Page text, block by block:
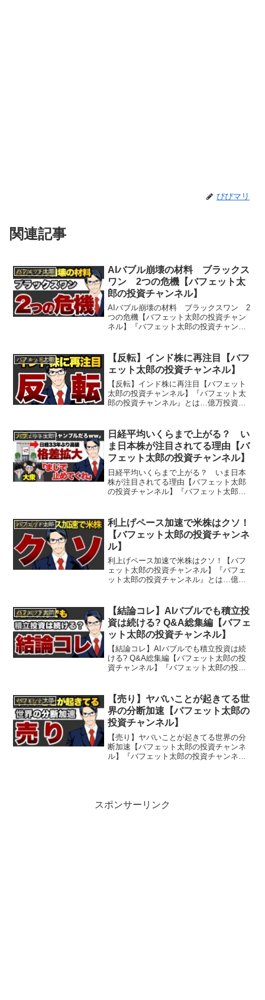
ぴぴマリ
関連記事
バフェット太郎
AIバブル崩壊の材料 ブラックス
ワン 2つの危機【バフェット太
郎の投資チャンネル】
AIバブル崩壊の材料 ブラックスワン 2
つの危機【バフェット太郎の投資チャン
ネル】『バフェット太郎の投資チャンネ
りやすく解説する、投資・経済専門番組
です。バフェット太郎...
バフェット太郎
【反転】インド株に再注目【バフ
ェット太郎の投資チャンネル】
【反転】インド株に再注目【バフェット
太郎の投資チャンネル】『バフェット太
郎の投資チャンネル』とは…億万投資家
資・経済専門番組です。バフェット太郎
氏は『バカでも稼げる米国...
バフェット太郎
日経平均いくらまで上がる？ い
ま日本株が注目されてる理由【バ
フェット太郎の投資チャンネル】
日経平均いくらまで上がる？ いま日本
株が注目されてる理由【バフェット太郎
の投資チャンネル】『バフェット太郎の
ュースをわかりやすく解説する、投資・
経済専門番組です。バフェ...
バフェット太郎
利上げペース加速で米株はクソ！
【バフェット太郎の投資チャンネ
ル】
利上げペース加速で米株はクソ！【バフ
ェット太郎の投資チャンネル】『バフェ
ット太郎の投資チャンネル』とは…億万
る、投資・経済専門番組です。バフェッ
ト太郎氏は『バカでも稼げ...
バフェット太郎
【結論コレ】AIバブルでも積立投
資は続ける? Q&A総集編【バフェ
ット太郎の投資チャンネル】
【結論コレ】AIバブルでも積立投資は続
ける? Q&A総集編【バフェット太郎の投
資チャンネル】『バフェット太郎の投資
スをわかりやすく解説する、投資・経済
専門番組です。バフ...
バフェット太郎
【売り】ヤバいことが起きてる世
界の分断加速【バフェット太郎の
投資チャンネル】
【売り】ヤバいことが起きてる世界の分
断加速【バフェット太郎の投資チャンネ
ル】『バフェット太郎の投資チャンネ
スポンサーリンク